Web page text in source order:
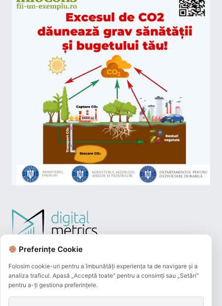
Preferințe Cookie
Folosim cookie-uri pentru a îmbunătăți experiența ta de navigare și a
analiza traficul. Apasă „Acceptă toate" pentru a consimți sau „Setări"
pentru a-ți gestiona preferințele.